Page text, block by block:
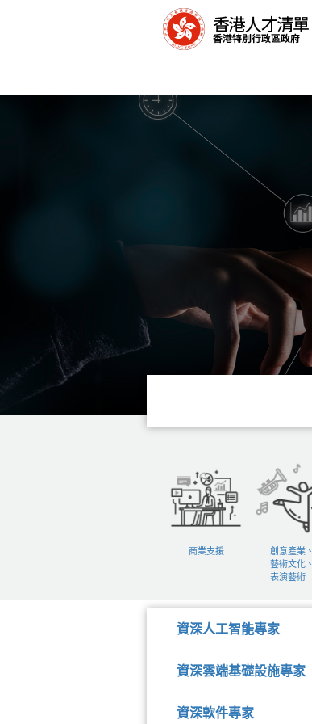
商業支援
創意產業、
藝術文化、
表演藝術
資深人工智能專家
資深雲端基礎設施專家
資深軟件專家